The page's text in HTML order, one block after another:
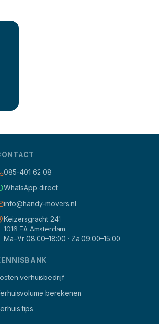
085-401 62 08
WhatsApp direct
info@handy-movers.nl
Keizersgracht 241
1016 EA Amsterdam
Ma–Vr 08:00–18:00 · Za 09:00–15:00
verhuisbedrijf
berekenen
tips